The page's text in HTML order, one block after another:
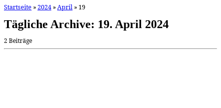
Startseite »2024 »April » 19
Tägliche Archive: 19. April 2024
2 Beiträge